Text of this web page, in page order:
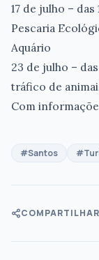
17 de julho – das
Pescaria
Aquário
23 de julho –
tráfico de
Com
#Santos